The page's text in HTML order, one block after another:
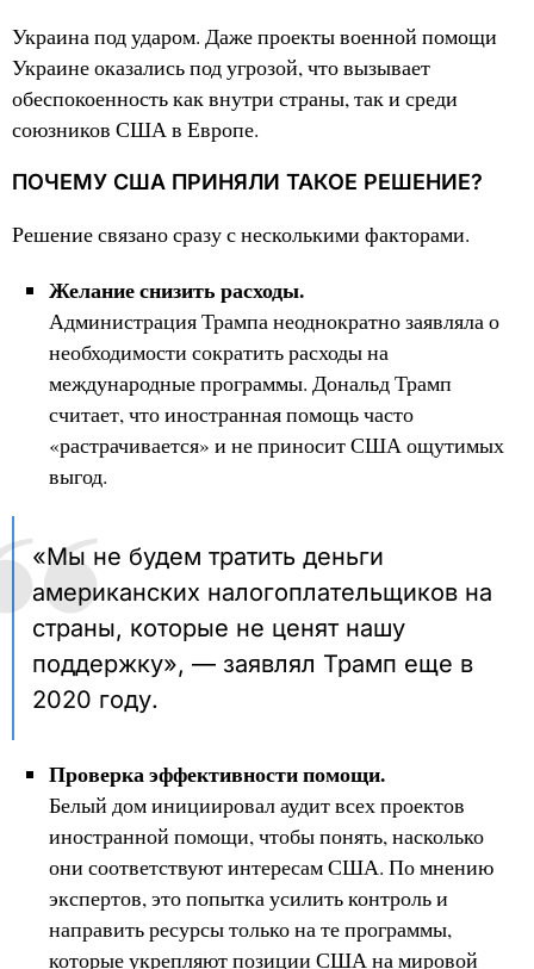
Украина под ударом. Даже проекты военной помощи
Украине оказались под угрозой, что вызывает
обеспокоенность как внутри страны, так и среди
союзников США в Европе.
ПОЧЕМУ США ПРИНЯЛИ ТАКОЕ РЕШЕНИЕ?
Решение связано сразу с несколькими факторами.
Желание снизить расходы.
Администрация Трампа неоднократно заявляла о
необходимости сократить расходы на
международные программы. Дональд Трамп
считает, что иностранная помощь часто
«растрачивается» и не приносит США ощутимых
выгод.
«Мы не будем тратить деньги
американских налогоплательщиков на
страны, которые не ценят нашу
поддержку», — заявлял Трамп еще в
2020 году.
Проверка эффективности помощи.
Белый дом инициировал аудит всех проектов
иностранной помощи, чтобы понять, насколько
они соответствуют интересам США. По мнению
экспертов, это попытка усилить контроль и
направить ресурсы только на те программы,
которые укрепляют позиции США на мировой